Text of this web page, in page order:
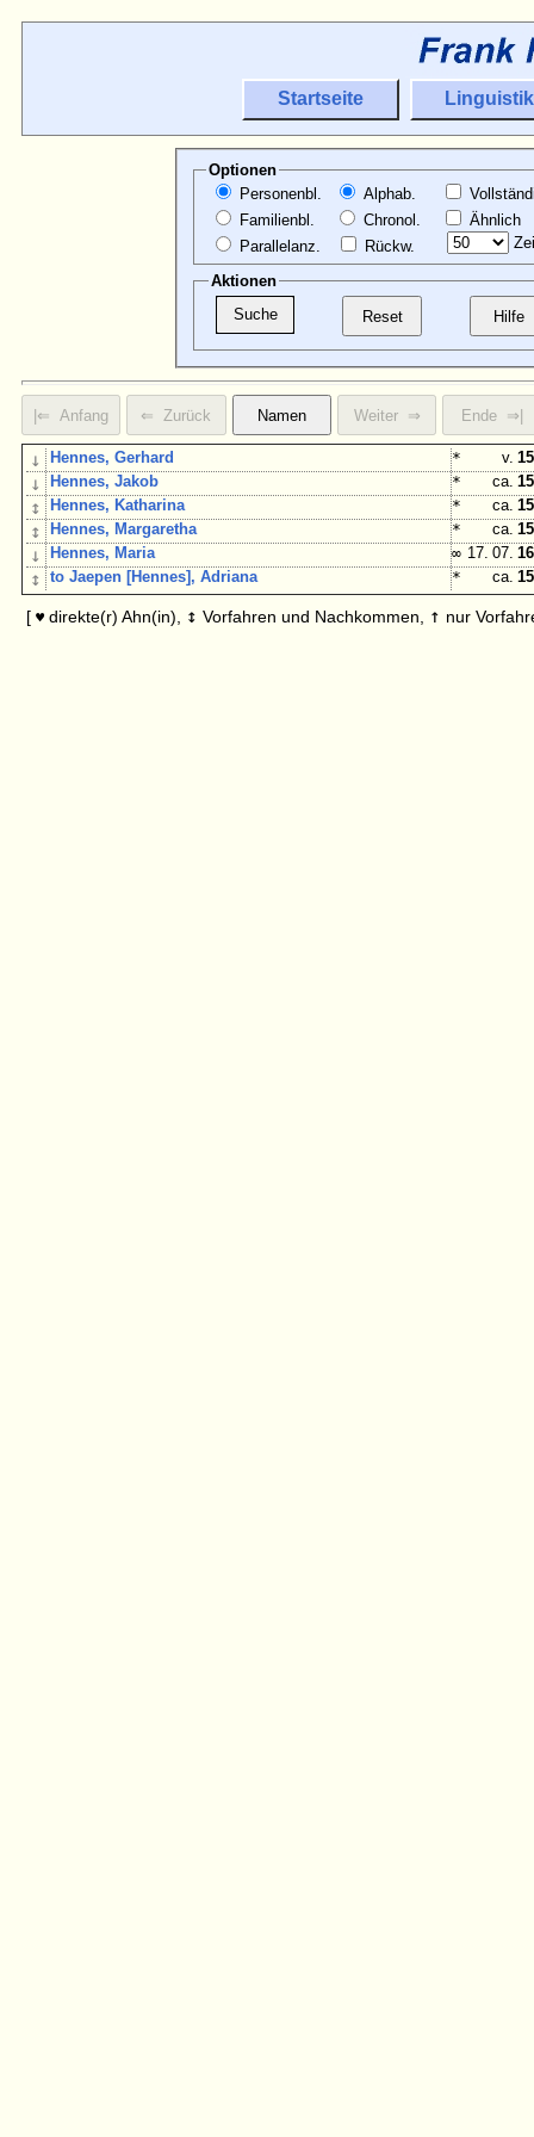
Startseite Linguistik
Optionen
Personenbl.
Familienbl.
Parallelanz.
Alphab.
Chronol.
Rückw.
Ähnlich
Aktionen
↓ Hennes, Gerhard * v.
↓ Hennes, Jakob * ca.
↕ Hennes, Katharina * ca.
↕ Hennes, Margaretha * ca.
↓ Hennes, Maria ∞ 17. 07.
↕ to Jaepen [Hennes], Adriana * ca.
[ ♥ direkte(r) Ahn(in), ↕ Vorfahren und Nachkommen, ↑ nur